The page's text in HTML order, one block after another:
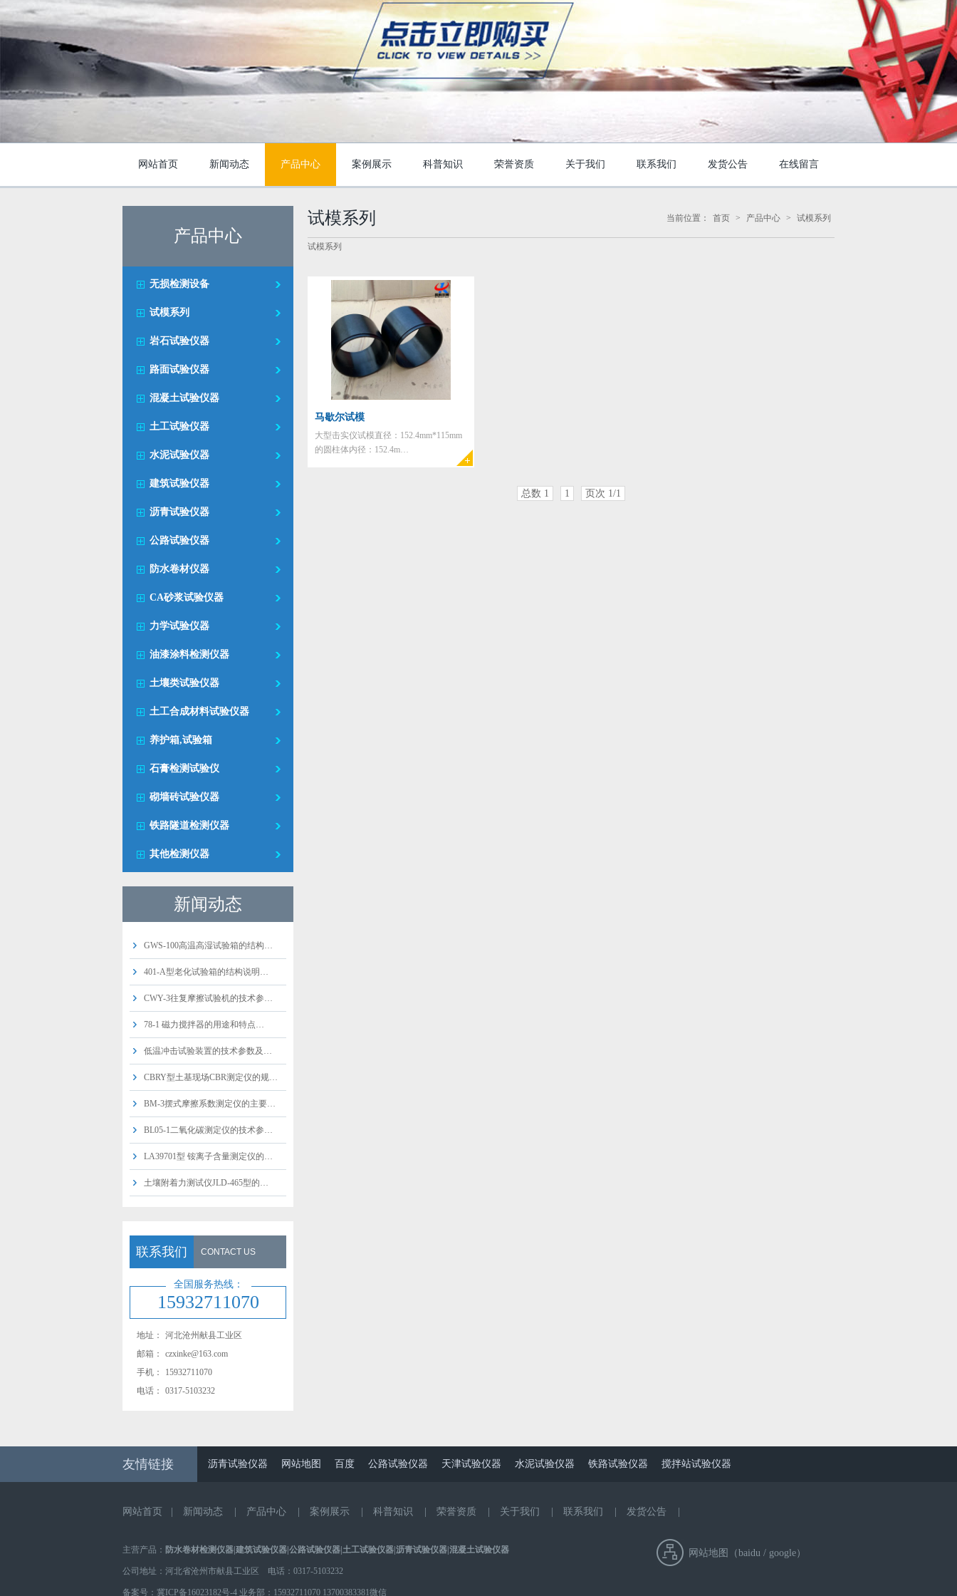
网站首页 新闻动态 产品中心 案例展示 科普知识 荣誉资质 关于我们 联系我们 发货公告 在线留言
产品中心
无损检测设备
试模系列
岩石试验仪器
路面试验仪器
混凝土试验仪器
土工试验仪器
水泥试验仪器
建筑试验仪器
沥青试验仪器
公路试验仪器
防水卷材仪器
CA砂浆试验仪器
力学试验仪器
油漆涂料检测仪器
土壤类试验仪器
土工合成材料试验仪器
养护箱,试验箱
石膏检测试验仪
砌墙砖试验仪器
铁路隧道检测仪器
其他检测仪器
新闻动态
GWS-100高温高湿试验箱的结构…
401-A型老化试验箱的结构说明…
CWY-3往复摩擦试验机的技术参…
78-1 磁力搅拌器的用途和特点…
低温冲击试验装置的技术参数及…
CBRY型土基现场CBR测定仪的规…
BM-3摆式摩擦系数测定仪的主要…
BL05-1二氧化碳测定仪的技术参…
LA39701型 铵离子含量测定仪的…
土壤附着力测试仪JLD-465型的…
联系我们 CONTACT US
15932711070
全国服务热线：
地址：
河北沧州献县工业区
邮箱：
czxinke@163.com
手机：
15932711070
电话：
0317-5103232
试模系列 当前位置： 首页 > 产品中心 > 试模系列
试模系列
马歇尔试模
大型击实仪试模直径：152.4mm*115mm
的圆柱体内径：152.4m…
总数 1 1 页次 1/1
友情链接 沥青试验仪器 网站地图 百度 公路试验仪器 天津试验仪器 水泥试验仪器 铁路试验仪器 搅拌站试验仪器
网站首页 新闻动态 产品中心 案例展示 科普知识 荣誉资质 关于我们 联系我们 发货公告
主营产品： 防水卷材检测仪器 建筑试验仪器 公路试验仪器 土工试验仪器 沥青试验仪器 混凝土试验仪器
公司地址：河北省沧州市献县工业区 电话：0317-5103232
备案号： 冀ICP备16023182号-4 业务部： 15932711070 13700383381微信
网站地图（baidu / google）